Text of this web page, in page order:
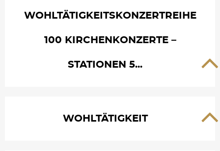
WOHLTÄTIGKEITSKONZERTREIHE
100 KIRCHENKONZERTE –
STATIONEN 5...
WOHLTÄTIGKEIT